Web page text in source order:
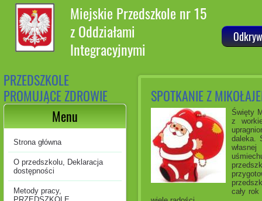
Miejskie Przedszkole nr 15
z Oddziałami
Integracyjnymi
PRZEDSZKOLE
PROMUJĄCE ZDROWIE
Menu
Strona główna
O przedszkolu, Deklaracja
dostępności
Metody pracy,
SPOTKANIE Z
Święty
z
daleka.
cały